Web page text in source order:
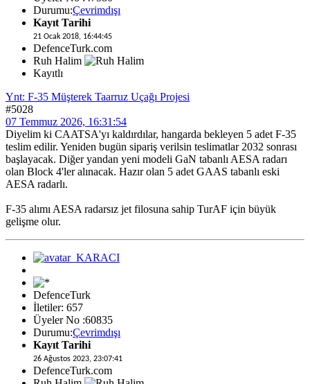
Durumu:Çevrimdışı
Kayıt Tarihi
21 Ocak 2018, 16:44:45
DefenceTurk.com
Ruh Halim
Kayıtlı
Ynt: F-35 Müşterek Taarruz Uçağı Projesi
#5028
07 Temmuz 2026, 16:31:54
Diyelim ki CAATSA'yı kaldırdılar, hangarda bekleyen 5 adet F-35
teslim edilir. Yeniden bugün sipariş verilsin teslimatlar 2032 sonrası
başlayacak. Diğer yandan yeni modeli GaN tabanlı AESA radarı
olan Block 4'ler alınacak. Hazır olan 5 adet GAAS tabanlı eski
AESA radarlı.
F-35 alımı AESA radarsız jet filosuna sahip TurAF için büyük
gelişme olur.
DefenceTurk
İletiler: 657
Üyeler No :60835
Durumu:Çevrimdışı
Kayıt Tarihi
26 Ağustos 2023, 23:07:41
DefenceTurk.com